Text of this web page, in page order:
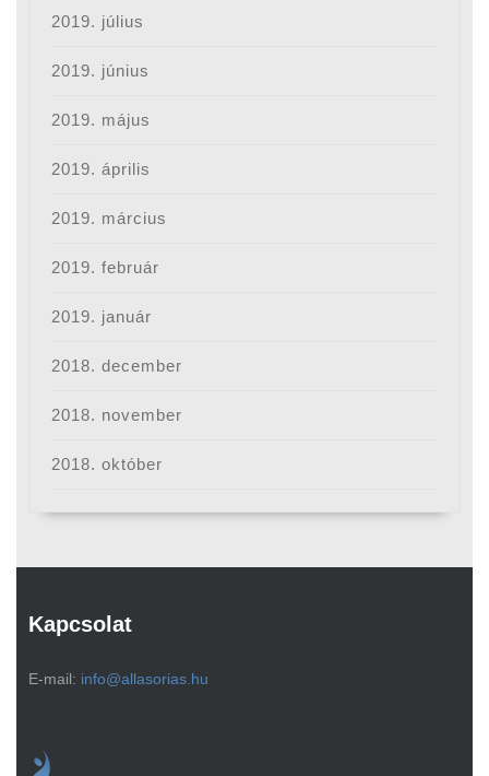
2019. július
2019. június
2019. május
2019. április
2019. március
2019. február
2019. január
2018. december
2018. november
2018. október
Kapcsolat
E-mail: info@allasorias.hu